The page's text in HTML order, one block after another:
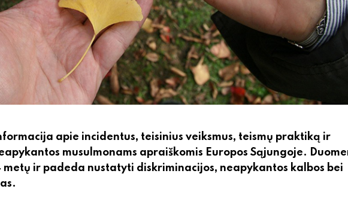
apie incidentus, teisinius veiksmus, teismų praktiką ir
musulmonams apraiškomis Europos Sąjungoje.
ir padeda nustatyti diskriminacijos, neapykantos kalbos bei